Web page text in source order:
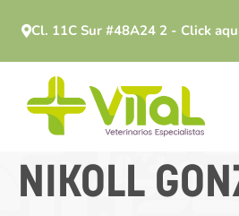
Cl. 11C Sur #48A24 2 - Click
NIKOLL